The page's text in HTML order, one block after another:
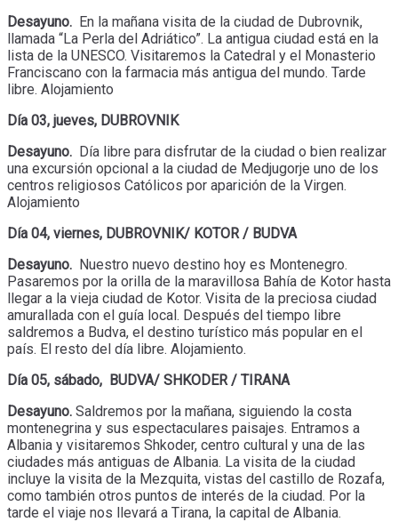
Desayuno. En la mañana visita de la ciudad de Dubrovnik,
llamada “La Perla del Adriático”. La antigua ciudad está en la
lista de la UNESCO. Visitaremos la Catedral y el Monasterio
Franciscano con la farmacia más antigua del mundo. Tarde
libre. Alojamiento
Día 03, jueves, DUBROVNIK
Desayuno. Día libre para disfrutar de la ciudad o bien realizar
una excursión opcional a la ciudad de Medjugorje uno de los
centros religiosos Católicos por aparición de la Virgen.
Alojamiento
Día 04, viernes, DUBROVNIK/ KOTOR / BUDVA
Desayuno. Nuestro nuevo destino hoy es Montenegro.
Pasaremos por la orilla de la maravillosa Bahía de Kotor hasta
llegar a la vieja ciudad de Kotor. Visita de la preciosa ciudad
amurallada con el guía local. Después del tiempo libre
saldremos a Budva, el destino turístico más popular en el
país. El resto del día libre. Alojamiento.
Día 05, sábado, BUDVA/ SHKODER / TIRANA
Desayuno. Saldremos por la mañana, siguiendo la costa
montenegrina y sus espectaculares paisajes. Entramos a
Albania y visitaremos Shkoder, centro cultural y una de las
ciudades más antiguas de Albania. La visita de la ciudad
incluye la visita de la Mezquita, vistas del castillo de Rozafa,
como también otros puntos de interés de la ciudad. Por la
tarde el viaje nos llevará a Tirana, la capital de Albania.